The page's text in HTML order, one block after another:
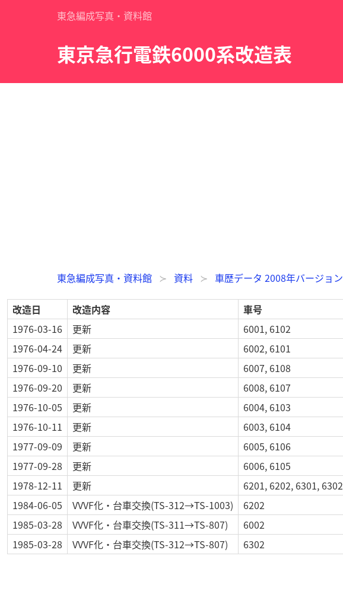
東急編成写真・資料館
東京急行電鉄6000系改造表
東急編成写真・資料館 資料 車歴データ 2008年バージョン
改造日 改造内容
車号
1976-03-16
更新
6001, 6102
1976-04-24
更新
6002, 6101
1976-09-10
更新
6007, 6108
1976-09-20
更新
6008, 6107
1976-10-05
更新
6004, 6103
1976-10-11
更新
6003, 6104
1977-09-09
更新
6005, 6106
1977-09-28
更新
6006, 6105
1978-12-11
更新
6201, 6202, 6301, 6302
1984-06-05
VVVF化・台車交換(TS-312→TS-1003)
6202
1985-03-28
VVVF化・台車交換(TS-311→TS-807)
6002
1985-03-28
VVVF化・台車交換(TS-312→TS-807) 6302